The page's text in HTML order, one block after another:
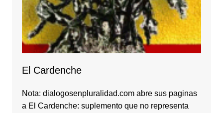
El Cardenche
Nota: dialogosenpluralidad.com abre sus paginas
a El Cardenche: suplemento que no representa